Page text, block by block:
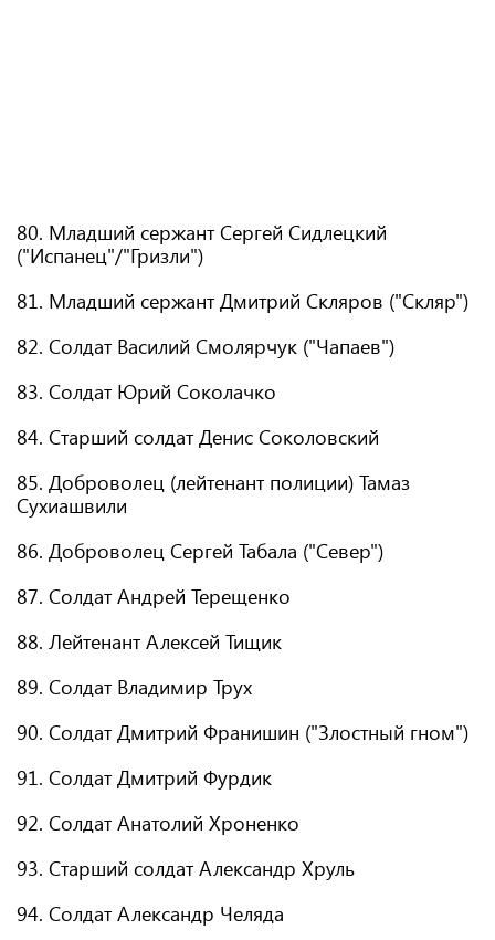
80. Младший сержант Сергей Сидлецкий
("Испанец"/"Гризли")
81. Младший сержант Дмитрий Скляров ("Скляр")
82. Солдат Василий Смолярчук ("Чапаев")
83. Солдат Юрий Соколачко
84. Старший солдат Денис Соколовский
85. Доброволец (лейтенант полиции) Тамаз
Сухиашвили
86. Доброволец Сергей Табала ("Север")
87. Солдат Андрей Терещенко
88. Лейтенант Алексей Тищик
89. Солдат Владимир Трух
90. Солдат Дмитрий Франишин ("Злостный гном")
91. Солдат Дмитрий Фурдик
92. Солдат Анатолий Хроненко
93. Старший солдат Александр Хруль
94. Солдат Александр Челяда